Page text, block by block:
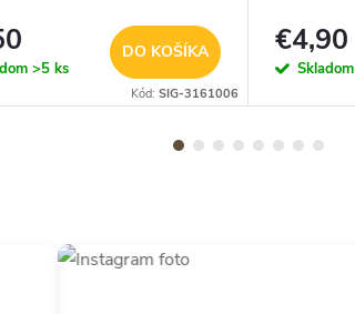
>5 ks
DO KOŠÍKA
Kód: SIG-3161006
€4,90
Skladom